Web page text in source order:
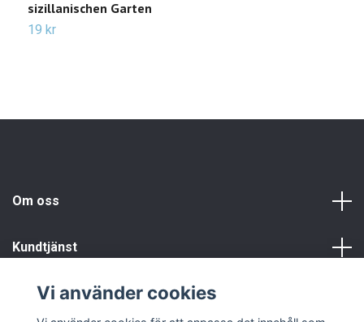
sizillanischen Garten
19 kr
Om oss
Kundtjänst
Vi använder cookies